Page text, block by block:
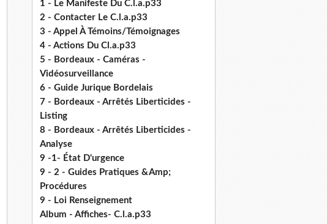
1 - Le Manifeste Du C.l.a.p33
2 - Contacter Le C.l.a.p33
3 - Appel À Témoins/Témoignages
4 - Actions Du Cl.a.p33
5 - Bordeaux - Caméras -
Vidéosurveillance
6 - Guide Jurique Bordelais
7 - Bordeaux - Arrêtés Liberticides -
Listing
8 - Bordeaux - Arrêtés Liberticides -
Analyse
9 -1- État D'urgence
9 - 2 - Guides Pratiques &Amp;
Procédures
9 - Loi Renseignement
Album - Affiches- C.l.a.p33